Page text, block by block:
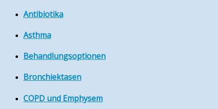
Antibiotika
Asthma
Behandlungsoptionen
Bronchiektasen
COPD und Emphysem